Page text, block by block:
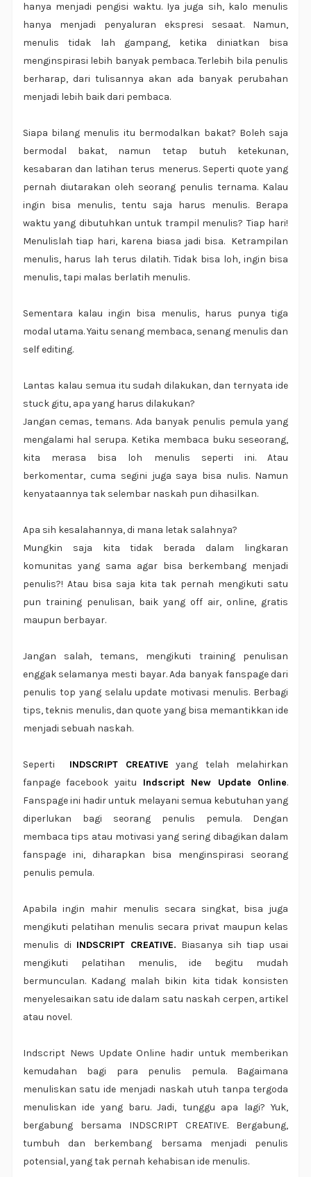
hanya menjadi pengisi waktu. Iya juga sih, kalo menulis
hanya menjadi penyaluran ekspresi sesaat. Namun,
menulis tidak lah gampang, ketika diniatkan bisa
menginspirasi lebih banyak pembaca. Terlebih bila penulis
berharap, dari tulisannya akan ada banyak perubahan
menjadi lebih baik dari pembaca.
Siapa bilang menulis itu bermodalkan bakat? Boleh saja
bermodal bakat, namun tetap butuh ketekunan,
kesabaran dan latihan terus menerus. Seperti quote yang
pernah diutarakan oleh seorang penulis ternama. Kalau
ingin bisa menulis, tentu saja harus menulis. Berapa
waktu yang dibutuhkan untuk trampil menulis? Tiap hari!
Menulislah tiap hari, karena biasa jadi bisa. Ketrampilan
menulis, harus lah terus dilatih. Tidak bisa loh, ingin bisa
menulis, tapi malas berlatih menulis.
Sementara kalau ingin bisa menulis, harus punya tiga
modal utama. Yaitu senang membaca, senang menulis dan
self editing.
Lantas kalau semua itu sudah dilakukan, dan ternyata ide
stuck gitu, apa yang harus dilakukan?
Jangan cemas, temans. Ada banyak penulis pemula yang
mengalami hal serupa. Ketika membaca buku seseorang,
kita merasa bisa loh menulis seperti ini. Atau
berkomentar, cuma segini juga saya bisa nulis. Namun
kenyataannya tak selembar naskah pun dihasilkan.
Apa sih kesalahannya, di mana letak salahnya?
Mungkin saja kita tidak berada dalam lingkaran
komunitas yang sama agar bisa berkembang menjadi
penulis?! Atau bisa saja kita tak pernah mengikuti satu
pun training penulisan, baik yang off air, online, gratis
maupun berbayar.
Jangan salah, temans, mengikuti training penulisan
enggak selamanya mesti bayar. Ada banyak fanspage dari
penulis top yang selalu update motivasi menulis. Berbagi
tips, teknis menulis, dan quote yang bisa memantikkan ide
menjadi sebuah naskah.
Seperti INDSCRIPT CREATIVE yang telah melahirkan
fanpage facebook yaitu Indscript New Update Online.
Fanspage ini hadir untuk melayani semua kebutuhan yang
diperlukan bagi seorang penulis pemula. Dengan
membaca tips atau motivasi yang sering dibagikan dalam
fanspage ini, diharapkan bisa menginspirasi seorang
penulis pemula.
Apabila ingin mahir menulis secara singkat, bisa juga
mengikuti pelatihan menulis secara privat maupun kelas
menulis di INDSCRIPT CREATIVE. Biasanya sih tiap usai
mengikuti pelatihan menulis, ide begitu mudah
bermunculan. Kadang malah bikin kita tidak konsisten
menyelesaikan satu ide dalam satu naskah cerpen, artikel
atau novel.
Indscript News Update Online hadir untuk memberikan
kemudahan bagi para penulis pemula. Bagaimana
menuliskan satu ide menjadi naskah utuh tanpa tergoda
menuliskan ide yang baru. Jadi, tunggu apa lagi? Yuk,
bergabung bersama INDSCRIPT CREATIVE. Bergabung,
tumbuh dan berkembang bersama menjadi penulis
potensial, yang tak pernah kehabisan ide menulis.